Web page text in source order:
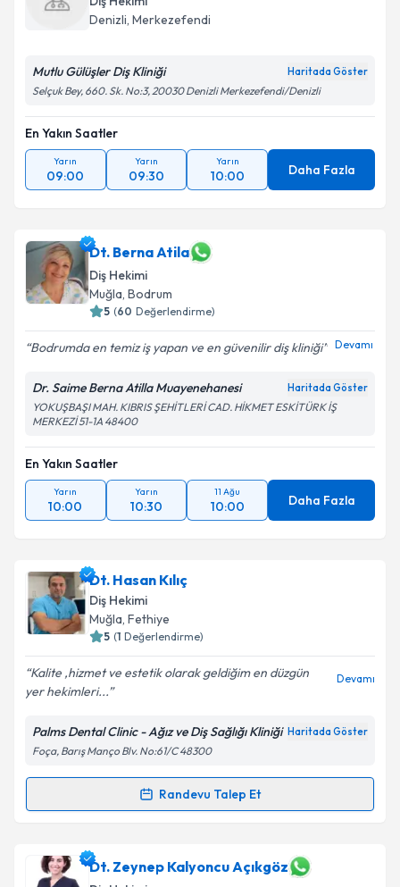
Denizli, Merkezefendi
Mutlu Gülüşler Diş Kliniği Haritada Göster
Selçuk Bey, 660. Sk. No:3, 20030 Denizli Merkezefendi/Denizli
En Yakın Saatler
Yarın
09:00
Yarın
09:30
Yarın
10:00 Daha Fazla
Dt. Berna Atila
Diş Hekimi
Muğla, Bodrum
5 (60 Değerlendirme)
Bodrumda en temiz iş yapan ve en güvenilir diş kliniği Devamı
Dr. Saime Berna Atilla Muayenehanesi Haritada Göster
YOKUŞBAŞI MAH. KIBRIS ŞEHİTLERİ CAD. HİKMET ESKİTÜRK İŞ
MERKEZİ 51-1A 48400
En Yakın Saatler
Yarın
10:00
Yarın
10:30
11 Ağu
10:00 Daha Fazla
Dt. Hasan Kılıç
Diş Hekimi
Muğla, Fethiye
5 (1 Değerlendirme)
Kalite ,hizmet ve estetik olarak geldiğim en düzgün
yer hekimleri...
Devamı
Palms Dental Clinic - Ağız ve Diş Sağlığı Kliniği Haritada Göster
Foça, Barış Manço Blv. No:61/C 48300
Randevu Talep Et
Randevu Takvimi Talebi
Dt. Hasan Kılıçiçin randevu takvimi talebi oluşturun.
Size bu uzmandan randevu almanız için bir takvim
Dt. Zeynep Kalyoncu Açıkgöz